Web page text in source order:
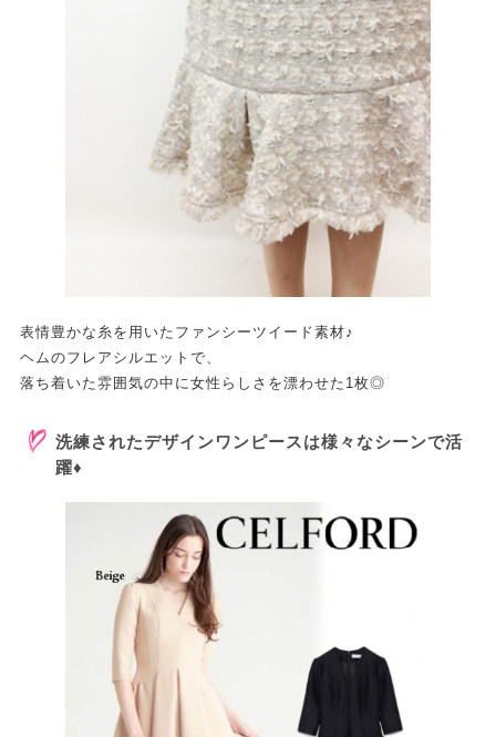
表情豊かな糸を用いたファンシーツイード素材♪
ヘムのフレアシルエットで、
落ち着いた雰囲気の中に女性らしさを漂わせた1枚◎
洗練されたデザインワンピースは様々なシーンで活
躍♦